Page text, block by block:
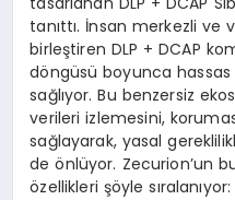
tanıttı. İnsan merkezli ve
birleştiren DLP + DCAP
döngüsü boyunca
sağlıyor. Bu benzersiz
verileri izlemesini,
sağlayarak, yasal
de önlüyor. Zecurion’un
özellikleri şöyle sıralanıyor: